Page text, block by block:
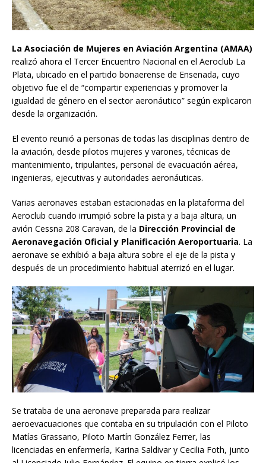
La Asociación de Mujeres en Aviación Argentina (AMAA)
realizó ahora el Tercer Encuentro Nacional en el Aeroclub La
Plata, ubicado en el partido bonaerense de Ensenada, cuyo
objetivo fue el de “compartir experiencias y promover la
igualdad de género en el sector aeronáutico” según explicaron
desde la organización.
El evento reunió a personas de todas las disciplinas dentro de
la aviación, desde pilotos mujeres y varones, técnicas de
mantenimiento, tripulantes, personal de evacuación aérea,
ingenieras, ejecutivas y autoridades aeronáuticas.
Varias aeronaves estaban estacionadas en la plataforma del
Aeroclub cuando irrumpió sobre la pista y a baja altura, un
avión Cessna 208 Caravan, de la Dirección Provincial de
Aeronavegación Oficial y Planificación Aeroportuaria. La
aeronave se exhibió a baja altura sobre el eje de la pista y
después de un procedimiento habitual aterrizó en el lugar.
Se trataba de una aeronave preparada para realizar
aeroevacuaciones que contaba en su tripulación con el Piloto
Matías Grassano, Piloto Martín González Ferrer, las
licenciadas en enfermería, Karina Saldivar y Cecilia Foth, junto